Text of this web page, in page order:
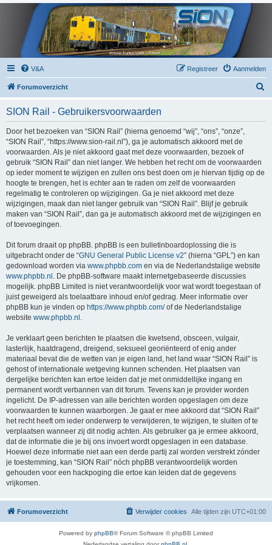
V&A Aanmelden
Registreer
Forumoverzicht
SION Rail - Gebruikersvoorwaarden
Door het bezoeken van “SION Rail” (hierna genoemd “wij”, “ons”, “onze”,
“SION Rail”, “https://www.sion-rail.nl”), ga je automatisch akkoord met de
voorwaarden. Als je niet akkoord gaat met deze voorwaarden, bezoek of
gebruik “SION Rail” dan niet langer. We hebben het recht om de voorwaarden
op ieder moment te wijzigen en zullen ons best doen om je hiervan tijdig op de
hoogte te brengen, het is echter aan te raden om zelf de voorwaarden
regelmatig te controleren op wijzigingen. Ga je niet akkoord met deze
wijzigingen, maak dan niet langer gebruik van “SION Rail”. Blijf je gebruik
maken van “SION Rail”, dan ga je automatisch akkoord met de wijzigingen en
of toevoegingen.
Dit forum draait op phpBB. phpBB is een bulletinboardoplossing die is
uitgebracht onder de “GNU General Public License v2” (hierna “GPL”) en kan
gedownload worden via www.phpbb.com en via de Nederlandstalige website
www.phpbb.nl . De phpBB-software maakt internetgebaseerde discussies
mogelijk. phpBB Limited is niet verantwoordelijk voor wat wordt toegestaan of
juist geweigerd als toelaatbare inhoud en/of gedrag. Meer informatie over
phpBB kun je vinden op https://www.phpbb.com/of de Nederlandstalige
website www.phpbb.nl
Je verklaart geen berichten te plaatsen die kwetsend, obsceen, vulgair,
lasterlijk, haatdragend, dreigend, seksueel georiënteerd of enig ander
materiaal bevat die de wetten van je eigen land, het land waar “SION Rail” is
gehost of internationale wetgeving kunnen schenden. Het plaatsen van
dergelijke berichten kan ertoe leiden dat je met onmiddellijke ingang en
permanent wordt verbannen van dit forum. Tevens kan je provider worden
ingelicht. De IP-adressen van alle berichten worden opgeslagen om deze
voorwaarden te kunnen waarborgen. Je gaat er mee akkoord dat “SION Rail”
het recht heeft om ieder onderwerp te verwijderen, te wijzigen, te sluiten of te
verplaatsen wanneer zij dit nodig achten. Als gebruiker ga je ermee akkoord,
dat de informatie die je bij ons invoert wordt opgeslagen in een database.
Hoewel deze informatie niet aan een derde partij zal worden verstrekt zónder
je toestemming, kan “SION Rail” nóch phpBB verantwoordelijk worden
gehouden voor een hackpoging die ertoe kan leiden dat de gegevens
vrijkomen.
Forumoverzicht Alle tijden zijn UTC+01:00
Verwijder cookies
Powered by phpBB® Forum Software © phpBB Limited